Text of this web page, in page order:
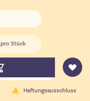
pro Stück
Haftungsausschluss